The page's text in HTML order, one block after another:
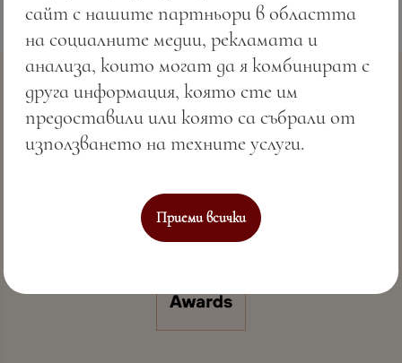
Съвършено морско гостоприемство & СПА
сайт с нашите партньори в областта
на социалните медии, рекламата и
анализа, които могат да я комбинират с
друга информация, която сте им
предоставили или която са събрали от
използването на техните услуги.
Приеми всички